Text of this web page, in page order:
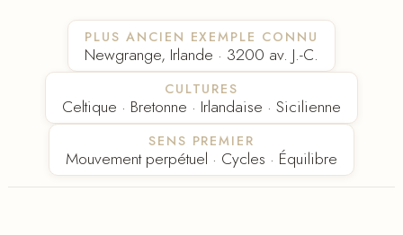
PLUS ANCIEN EXEMPLE CONNU
Newgrange, Irlande · 3200 av. J.-C.
CULTURES
Celtique · Bretonne · Irlandaise · Sicilienne
SENS PREMIER
Mouvement perpétuel · Cycles · Équilibre